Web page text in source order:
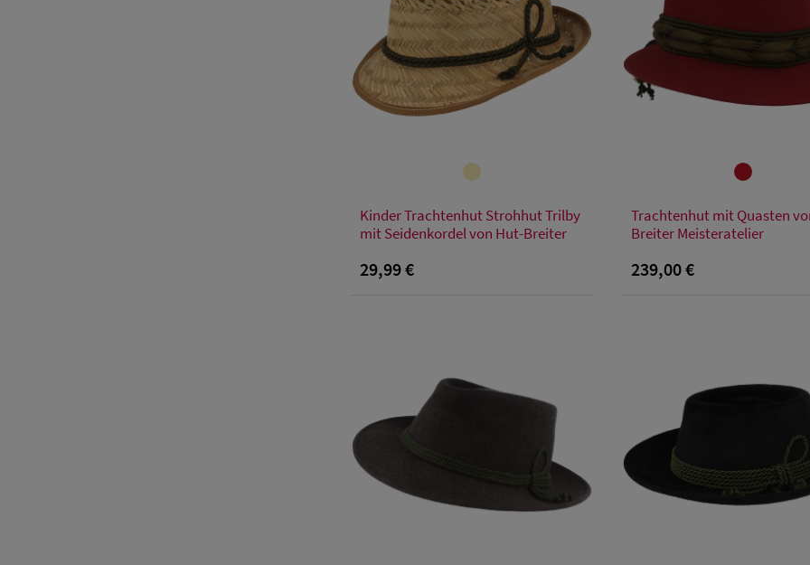
49 51
Kinder Trachtenhut Strohhut Trilby
mit Seidenkordel von Hut-Breiter
29,99 €
55 56 57 58
Trachtenhut mit Quasten
Breiter Meisteratelier
239,00 €